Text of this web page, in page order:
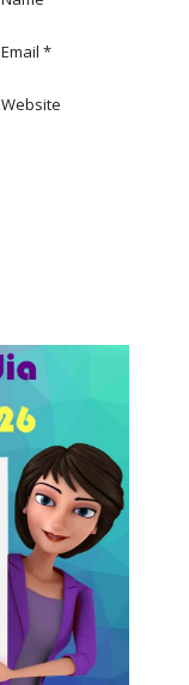
Email *
Website